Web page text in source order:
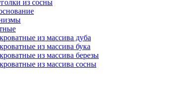
из сосны
из массива дуба
из массива бука
из массива березы
из массива сосны